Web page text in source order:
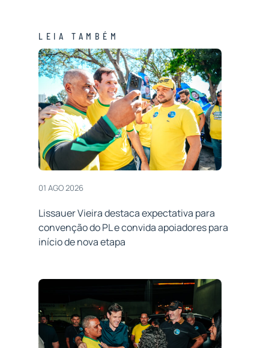
LEIA TAMBÉM
01 AGO 2026
Lissauer Vieira destaca expectativa para
convenção do PL e convida apoiadores para
início de nova etapa